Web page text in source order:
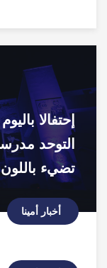
إحتفالا
التوحد
تضيء
أخبار أمينا